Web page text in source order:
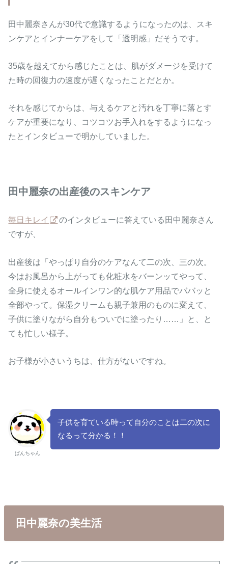
田中麗奈さんが30代で意識するようになったのは、スキ
ンケアとインナーケアをして「透明感」だそうです。
35歳を越えてから感じたことは、肌がダメージを受けて
た時の回復力の速度が遅くなったことだとか。
それを感じてからは、与えるケアと汚れを丁寧に落とす
ケアが重要になり、コツコツお手入れをするようになっ
たとインタビューで明かしていました。
田中麗奈の出産後のスキンケア
毎日キレイ
のインタビューに答えている田中麗奈さん
ですが、
出産後は「やっぱり自分のケアなんて二の次、三の次。
今はお風呂から上がっても化粧水をバーンッてやって、
全身に使えるオールインワン的な肌ケア用品でババッと
全部やって。保湿クリームも親子兼用のものに変えて、
子供に塗りながら自分もついでに塗ったり……」と、と
ても忙しい様子。
お子様が小さいうちは、仕方がないですね。
ぱんちゃん
子供を育ている時って自分のことは二の次に
なるって分かる！！
田中麗奈の美生活